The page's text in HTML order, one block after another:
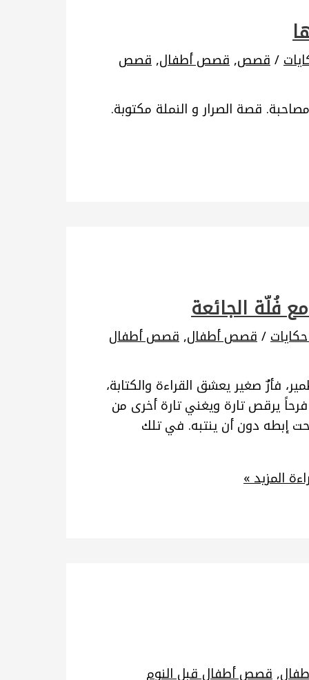
/قصص,قصص أطفال,قصص
قصة الصرار و النملة مكتوبة.
فُلّة الجائعة
/قصص أطفال,قصص أطفال
فأرٌ صغير يعشق القراءة والكتابة،
يرقص تارة ويغني تارة أخرى من
إبطه دون أن ينتبه. في تلك
المزيد »
,قصص أطفال قبل النوم